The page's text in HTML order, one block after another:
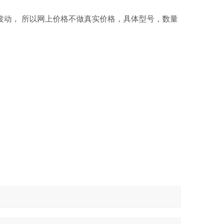
， 所以网上价格不做真实价格，具体型号，数量